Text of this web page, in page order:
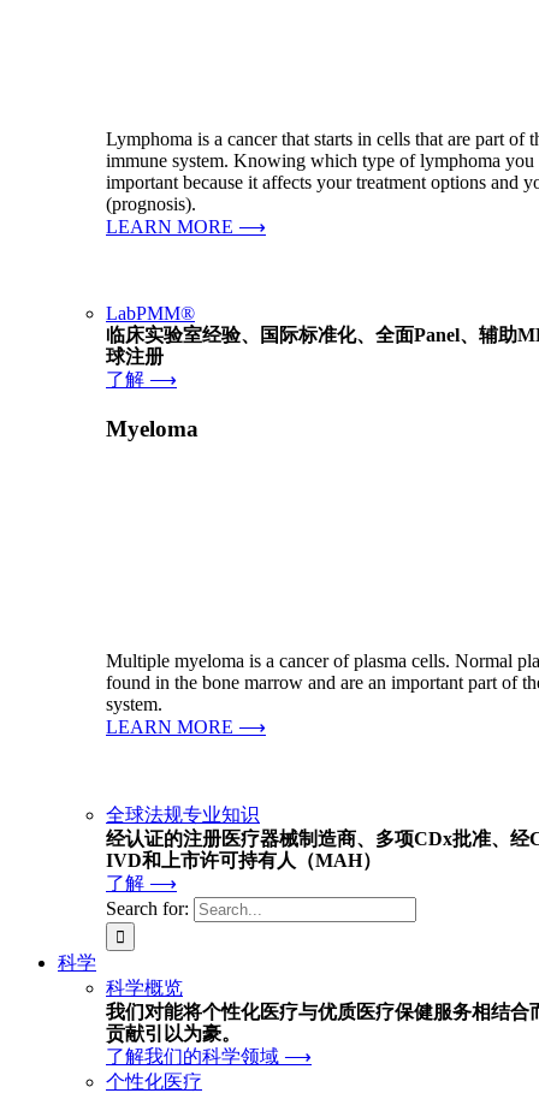
Lymphoma is a cancer that starts in cells that are part of
immune system. Knowing which type of lymphoma you
important because it affects your treatment options and
(prognosis).
LEARN MORE ⟶
LabPMM®
临床实验室经验、国际标准化、全面Panel、辅助
球注册
了解 ⟶
Myeloma
Multiple myeloma is a cancer of plasma cells. Normal
found in the bone marrow and are an important part of
system.
LEARN MORE ⟶
全球法规专业知识
经认证的注册医疗器械制造商、多项CDx批准、经
IVD和上市许可持有人（MAH）
了解 ⟶
Search for:
科学
科学概览
我们对能将个性化医疗与优质医疗保健服务相结合
贡献引以为豪。
了解我们的科学领域 ⟶
个性化医疗